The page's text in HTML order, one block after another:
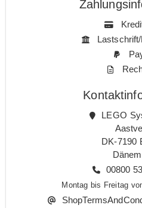
LEGO
DK-7190
00800
Montag bis Freitag